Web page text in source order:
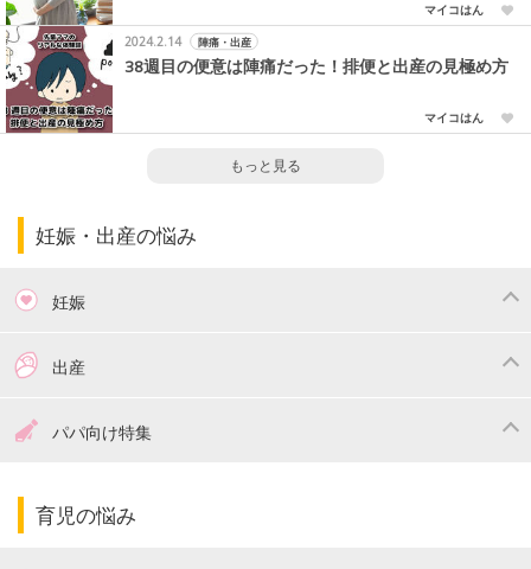
マイコはん
2024.2.14
陣痛・出産
38週目の便意は陣痛だった！排便と出産の見極め方
マイコはん
もっと見る
妊娠・出産の悩み
妊娠
つわり
妊娠中の食事
出産
出産準備パパ向け特集
パパ向け特集
育児の悩み